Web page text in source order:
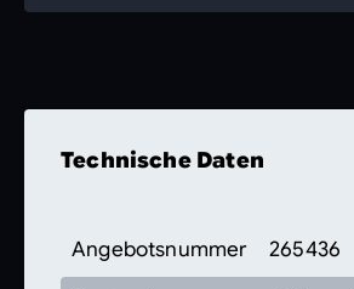
Technische Daten
Angebotsnummer 265436